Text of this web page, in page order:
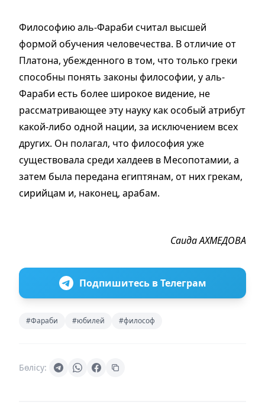
Философию аль-Фараби считал высшей
формой обучения человечества. В отличие от
Платона, убежденного в том, что только греки
способны понять законы философии, у аль-
Фараби есть более широкое видение, не
рассматривающее эту науку как особый атрибут
какой-либо одной нации, за исключением всех
других. Он полагал, что философия уже
существовала среди халдеев в Месопотамии, а
затем была передана египтянам, от них грекам,
сирийцам и, наконец, арабам.
Саида АХМЕДОВА
Подпишитесь в Телеграм
#Фараби #юбилей #философ
Бөлісу: